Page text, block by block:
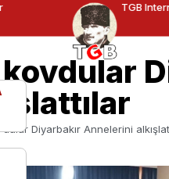
TGB
kovdular
Diyarbakır Annelerini